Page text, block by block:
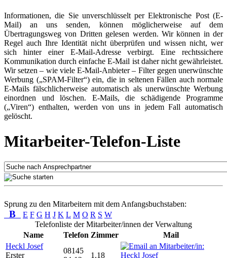
Informationen, die Sie unverschlüsselt per Elektronische Post (E-
Mail) an uns senden, können möglicherweise auf dem
Übertragungsweg von Dritten gelesen werden. Wir können in der
Regel auch Ihre Identität nicht überprüfen und wissen nicht, wer
sich hinter einer E-Mail-Adresse verbirgt. Eine rechtssichere
Kommunikation durch einfache E-Mail ist daher nicht gewährleistet.
Wir setzen – wie viele E-Mail-Anbieter – Filter gegen unerwünschte
Werbung („SPAM-Filter“) ein, die in seltenen Fällen auch normale
E-Mails fälschlicherweise automatisch als unerwünschte Werbung
einordnen und löschen. E-Mails, die schädigende Programme
(„Viren“) enthalten, werden von uns in jedem Fall automatisch
gelöscht.
Mitarbeiter-Telefon-Liste
Sprung zu den Mitarbeitern mit dem Anfangsbuchstaben:
B E F G H J K L M O R S W
Telefonliste der Mitarbeiter/innen der Verwaltung
Name
Telefon Zimmer
Mail
Heckl Josef
Erster
08145
1.18